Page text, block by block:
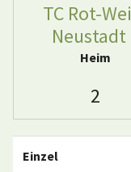
TC Rot-
Neustadt
Heim
2
Einzel